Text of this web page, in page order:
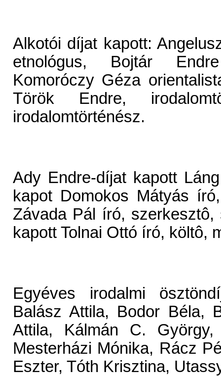
Alkotói díjat kapott:
etnológus, Bojtár
Komoróczy Géza
Török Endre,
irodalomtörténész.
Ady Endre-díjat kapott
kapot Domokos Mátyás
Závada Pál író,
kapott Tolnai Ottó író, költô,
Egyéves irodalmi
Balász Attila, Bodor Béla,
Attila, Kálmán C.
Mesterházi Mónika, Rácz
Eszter, Tóth Krisztina,